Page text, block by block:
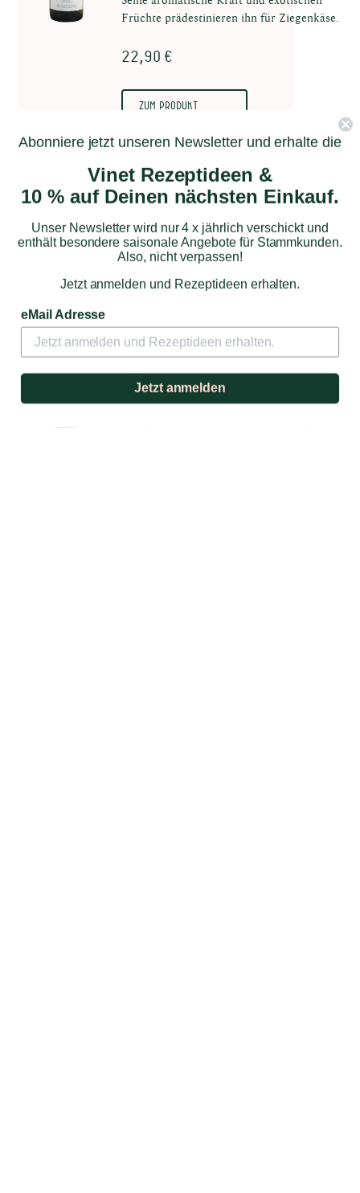
Früchte prädestinieren ihn für Ziegenkäse.
22,90 €
Zum Produkt
Cidre Brut
elegante Perlage. Frische Aromatik,
lebhaft, fruchtig und sehr zugänglich. Ein
Abonniere jetzt unseren Newsletter und erhalte die
Vinet Rezeptideen &
10 % auf Deinen nächsten Einkauf.
Unser Newsletter wird nur 4 x jährlich verschickt und
enthält besondere saisonale Angebote für Stammkunden.
Also, nicht verpassen!
Jetzt anmelden und Rezeptideen erhalten.
eMail Adresse
Jetzt anmelden